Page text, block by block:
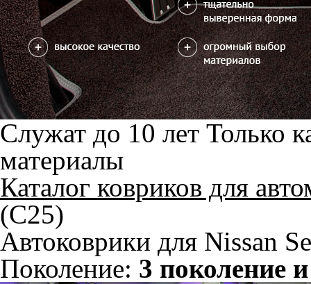
Служат до 10 лет Только
материалы
Каталог ковриков для
(C25)
Автоковрики для Nissan
Поколение: 3 поколение